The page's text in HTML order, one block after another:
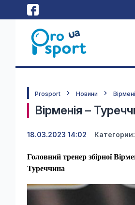
Prosport Новини
Вірменія –
18.03.2023 14:02 Категории:
Головний тренер збірної
Туреччина